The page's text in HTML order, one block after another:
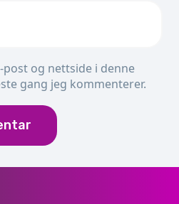
post og nettside i denne
gang jeg kommenterer.